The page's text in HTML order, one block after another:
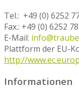
Tel.: +49 (0) 6252
Fax.: +49 (0) 6252
E-Mail:
Plattform der EU-
http://
Informationen